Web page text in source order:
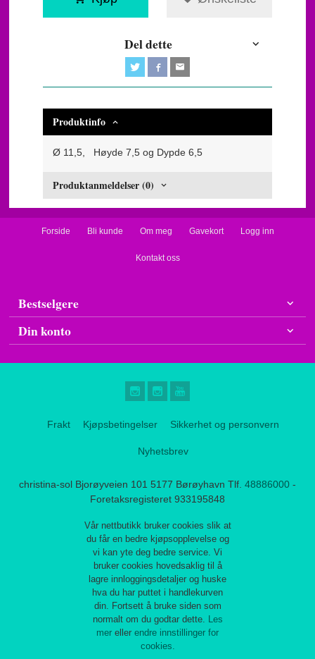
Del dette
Produktinfo
Ø 11,5, Høyde 7,5 og Dypde 6,5
Produktanmeldelser (0)
Forside Bli kunde Om meg Gavekort Logg inn
Kontakt oss
Bestselgere
Din konto
Frakt Kjøpsbetingelser Sikkerhet og personvern
Nyhetsbrev
christina-sol Bjorøyveien 101 5177 Børøyhavn Tlf. 48886000 -
Foretaksregisteret 933195848
Vår nettbutikk bruker cookies slik at
du får en bedre kjøpsopplevelse og
vi kan yte deg bedre service. Vi
bruker cookies hovedsaklig til å
lagre innloggingsdetaljer og huske
hva du har puttet i handlekurven
din. Fortsett å bruke siden som
normalt om du godtar dette. Les
mer eller endre innstillinger for
cookies.